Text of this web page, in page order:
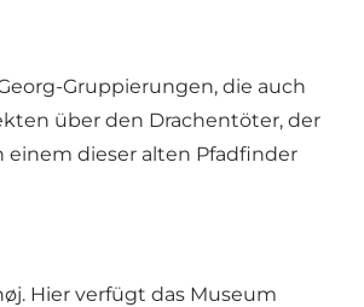
Gruppierungen, die auch
über den Drachentöter, der
einem dieser alten Pfadfinder
Hier verfügt das Museum